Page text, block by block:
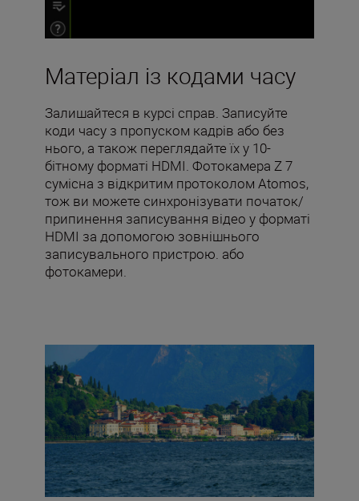
Матеріал із кодами часу
Залишайтеся в курсі справ. Записуйте
коди часу з пропуском кадрів або без
нього, а також переглядайте їх у 10-
бітному форматі HDMI. Фотокамера Z 7
сумісна з відкритим протоколом Atomos,
тож ви можете синхронізувати початок/
припинення записування відео у форматі
HDMI за допомогою зовнішнього
записувального пристрою. або
фотокамери.